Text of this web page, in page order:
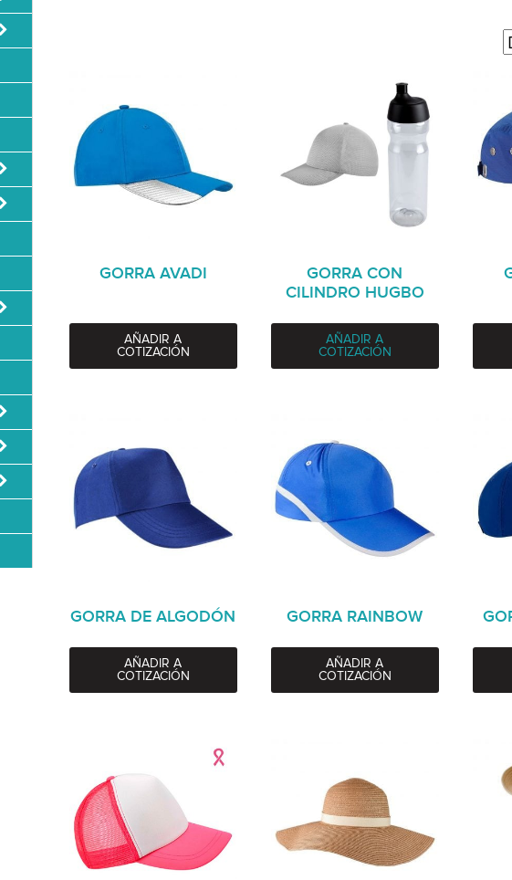
GORRA AVADI
AÑADIR A
COTIZACIÓN
GORRA CON
CILINDRO HUGBO
AÑADIR A
COTIZACIÓN
GORRA DE ALGODÓN
AÑADIR A
COTIZACIÓN
GORRA RAINBOW
AÑADIR A
COTIZACIÓN